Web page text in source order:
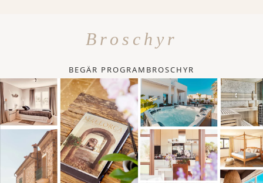
Broschyr
BEGÄR PROGRAMBROSCHYR